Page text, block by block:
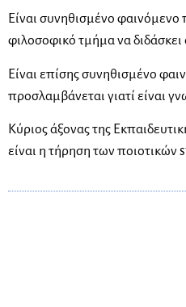
Είναι συνηθισμένο
φιλοσοφικό τμήμα να διδάσκει
Είναι επίσης συνηθισμένο
προσλαμβάνεται γιατί είναι
Κύριος άξονας της
είναι η τήρηση των ποιοτικών